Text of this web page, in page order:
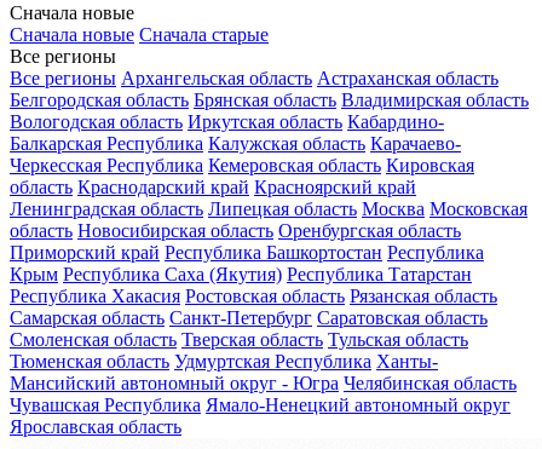
Сначала новые
Сначала новые Сначала старые
Все регионы
Все регионы Архангельская область Астраханская область
Белгородская область Брянская область Владимирская область
Вологодская область Иркутская область Кабардино-
Балкарская Республика Калужская область Карачаево-
Черкесская Республика Кемеровская область Кировская
область Краснодарский край Красноярский край
Ленинградская область Липецкая область Москва Московская
область Новосибирская область Оренбургская область
Приморский край Республика Башкортостан Республика
Крым Республика Саха (Якутия) Республика Татарстан
Республика Хакасия Ростовская область Рязанская область
Самарская область Санкт-Петербург Саратовская область
Смоленская область Тверская область Тульская область
Тюменская область Удмуртская Республика Ханты-
Мансийский автономный округ - Югра Челябинская область
Чувашская Республика Ямало-Ненецкий автономный округ
Ярославская область